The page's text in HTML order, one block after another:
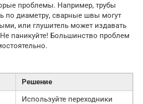
проблемы. Например, трубы
по диаметру, сварные швы могут
или глушитель может издавать
паникуйте! Большинство проблем
Решение
Используйте переходники